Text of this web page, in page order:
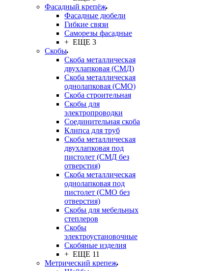
Фасадный крепёж
Фасадные дюбели
Гибкие связи
Саморезы фасадные
+ ЕЩЕ 3
Скобы
Скоба металлическая
двухлапковая (СМД)
Скоба металлическая
однолапковая (СМО)
Скоба строительная
Скобы для
электропроводки
Соединительная скоба
Клипса для труб
Скоба металлическая
двухлапковая под
пистолет (СМД без
отверстия)
Скоба металлическая
однолапковая под
пистолет (СМО без
отверстия)
Скобы для мебельных
степлеров
Скобы
электроустановочные
Скобяные изделия
+ ЕЩЕ 11
Метрический крепеж